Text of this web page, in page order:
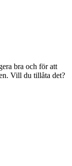
bra och för att
Vill du tillåta det?